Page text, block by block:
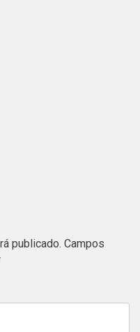
publicado. Campos